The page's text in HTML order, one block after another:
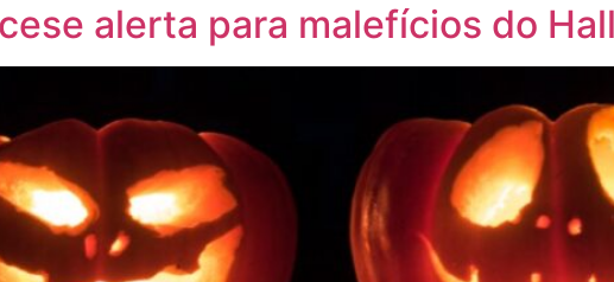
alerta para malefícios do